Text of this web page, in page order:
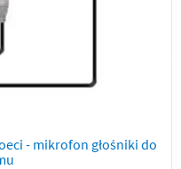
- mikrofon głośniki do